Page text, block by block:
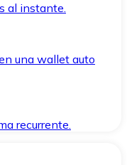
al instante.
una wallet auto
recurrente.